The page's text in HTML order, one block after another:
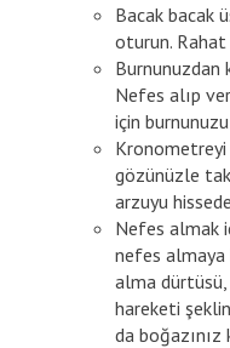
Bacak bacak
oturun.
Burnunuzdan
Nefes alıp
için burnunuzu
Kronometreyi
gözünüzle
arzuyu
Nefes almak
nefes almaya
alma dürtüsü,
hareketi
da boğazınız